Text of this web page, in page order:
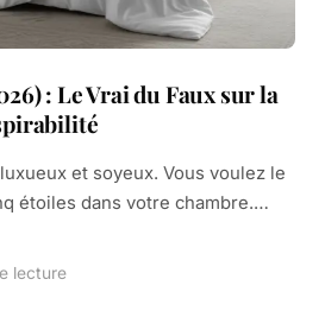
: Le Vrai du Faux sur la
et soyeux. Vous voulez le
étoiles dans votre chambre.
lecture